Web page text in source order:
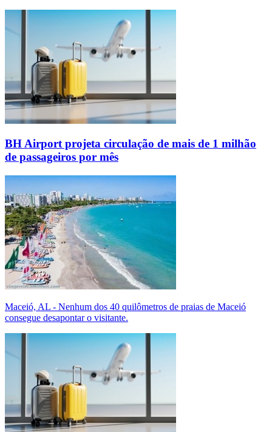
BH Airport projeta circulação de mais de 1 milhão
de passageiros por mês
Maceió, AL - Nenhum dos 40 quilômetros de praias de Maceió
consegue desapontar o visitante.